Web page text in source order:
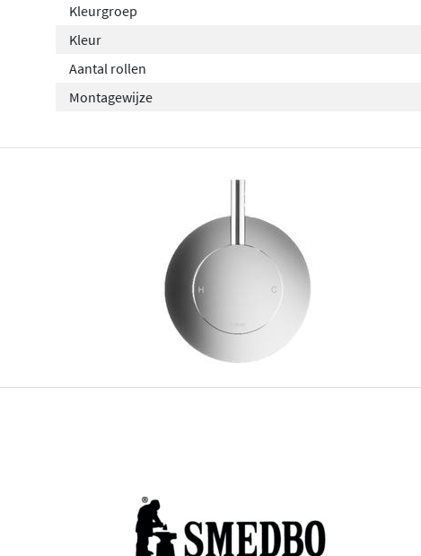
Kleurgroep
Kleur
Aantal rollen
Montagewijze